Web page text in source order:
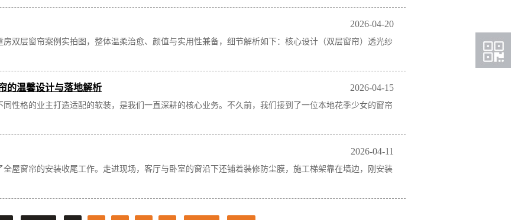
2026-04-20
双层窗帘案例实拍图，整体温柔治愈、颜值与实用性兼备，细节解析如下：核心设计（双层窗帘）透光纱
的温馨设计与落地解析 2026-04-15
性格的业主打造适配的软装，是我们一直深耕的核心业务。不久前，我们接到了一位本地花季少女的窗帘
2026-04-11
屋窗帘的安装收尾工作。走进现场，客厅与卧室的窗沿下还铺着装修防尘膜，施工梯架靠在墙边，刚安装